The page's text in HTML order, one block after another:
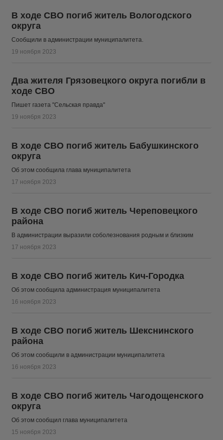
В ходе СВО погиб житель Вологодского
округа
Сообщили в администрации муниципалитета.
19 ноября 2023
Два жителя Грязовецкого округа погибли в
ходе СВО
Пишет газета "Сельская правда"
19 ноября 2023
В ходе СВО погиб житель Бабушкинского
округа
Об этом сообщила глава муниципалитета
17 ноября 2023
В ходе СВО погиб житель Череповецкого
района
В администрации выразили соболезнования родным и близким
17 ноября 2023
В ходе СВО погиб житель Кич-Городка
Об этом сообщила администрация муниципалитета
16 ноября 2023
В ходе СВО погиб житель Шекснинского
района
Об этом сообщили в администрации муниципалитета
16 ноября 2023
В ходе СВО погиб житель Чагодощенского
округа
Об этом сообщил глава муниципалитета
15 ноября 2023